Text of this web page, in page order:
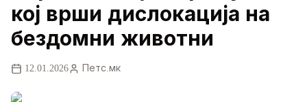
кој врши дислокација на
бездомни животни
12.01.2026 Петс.мк